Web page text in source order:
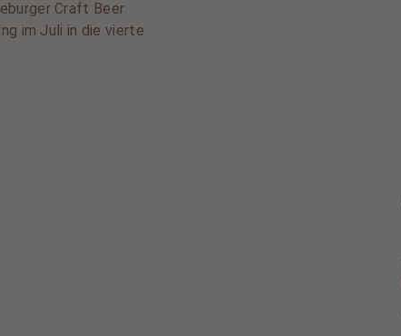
Craft Beer
im Juli in die vierte